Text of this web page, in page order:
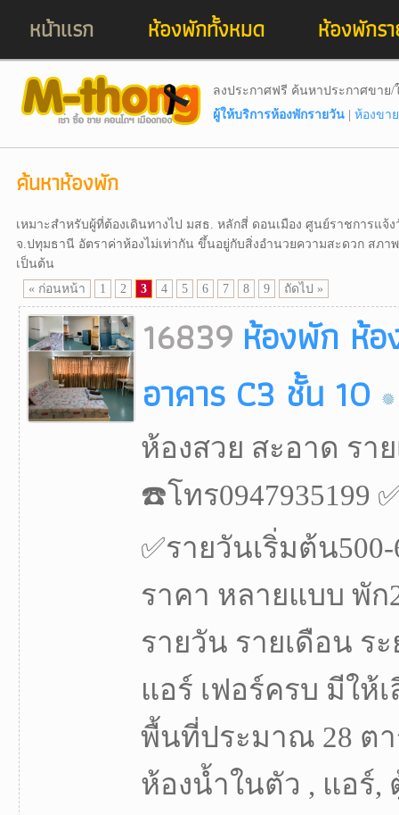
หน้าแรก ห้องพักทั้งหมด ห้องพักร
ลงประกาศฟรี ค้นหาประกาศขาย/
ผู้ให้บริการห้องพักรายวัน
ห้องขาย
ค้นหาห้องพัก
เหมาะสำหรับผู้ที่ต้องเดินทางไป มสธ. หลักสี่ ดอนเมือง ศูนย์ราชการแจ้
จ.ปทุมธานี อัตราค่าห้องไม่เท่ากัน ขึ้นอยู่กับสิ่งอำนวยความสะดวก สภา
เป็นต้น
« ก่อนหน้า
1 2 3 4 5 6 7 8 9 ถัดไป »
16839 ห้องพัก ห้อ
อาคาร C3 ชั้น 10
ห้องสวย สะอาด รา
☎️โทร0947935199
✅รายวันเริ่มต้น
ราคา หลายแบบ พัก
รายวัน รายเดือน ร
แอร์ เฟอร์ครบ มีให้
พื้นที่ประมาณ 28 ตา
ห้องน้ำในตัว , แอร์,